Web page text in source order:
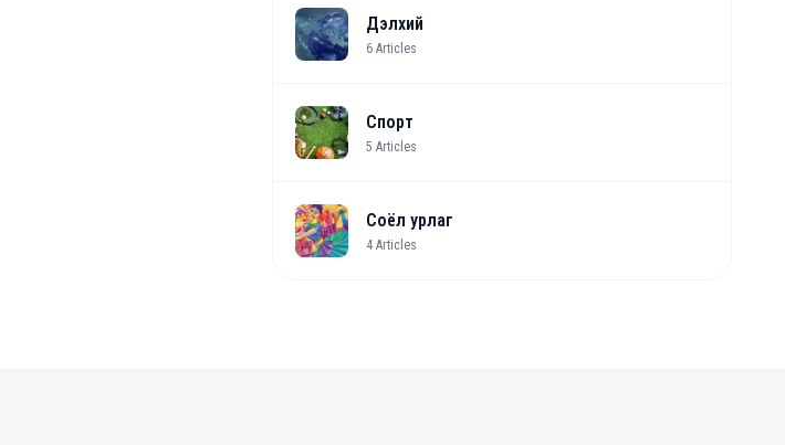
Дэлхий
6 Articles
Спорт
5 Articles
Соёл урлаг
4 Articles